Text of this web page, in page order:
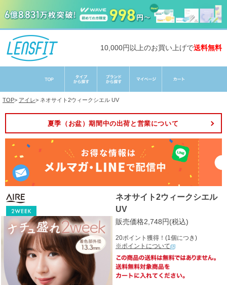
10,000円以上のお買い上げで送料無料
TOP> アイレ> ネオサイト2ウィークシエル UV
夏季（お盆）期間中の出荷と営業について
ネオサイト2ウィークシエル
UV
販売価格2,748円(税込)
20ポイント獲得！(1個につき)
※ポイントについて